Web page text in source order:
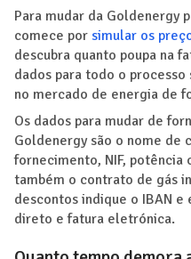
Para mudar da Goldenergy
comece por simular os
descubra quanto poupa na
dados para todo o
no mercado de energia de
Os dados para mudar de
Goldenergy são o nome de
fornecimento, NIF, potência
também o contrato de gás
descontos indique o IBAN
direto e fatura eletrónica.